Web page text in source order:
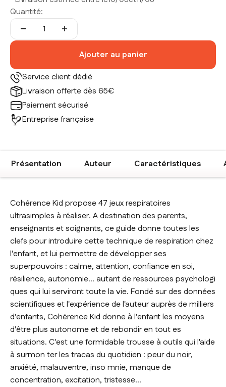
Quantité:
Ajouter au panier
Service client dédié
Livraison offerte dès 65€
Paiement sécurisé
Entreprise française
Présentation Auteur Caractéristiques
Cohérence Kid propose 47 jeux respiratoires
ultrasimples à réaliser. A destination des parents,
enseignants et soignants, ce guide donne toutes les
clefs pour introduire cette technique de respiration chez
l'enfant, et lui permettre de développer ses
superpouvoirs : calme, attention, confiance en soi,
résilience, autonomie... autant de ressources psychologi
ques qui lui serviront toute la vie. Fondé sur des données
scientifiques et l'expérience de l'auteur auprès de milliers
d'enfants, Cohérence Kid donne à l'enfant les moyens
d'être plus autonome et de rebondir en tout es
situations. C'est une formidable trousse à outils qui l'aide
à surmon ter les tracas du quotidien : peur du noir,
anxiété, malauventre, inso mnie, manque de
concentration, excitation, tristesse...